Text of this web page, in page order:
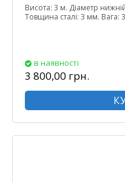
Висота: 3 м. Діаметр
Товщина сталі: 3 мм. Вага:
в наявності
3 800,00 грн.